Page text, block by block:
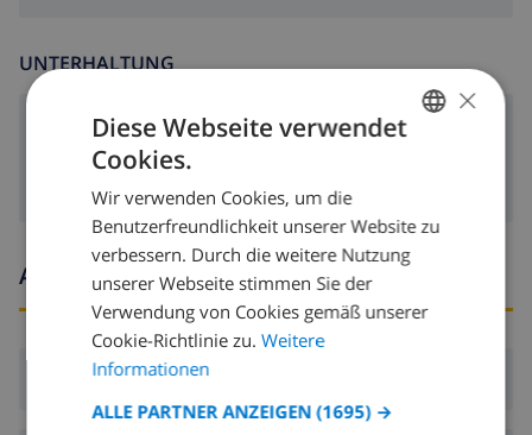
UNTERHALTUNG
Satellitenfernsehen
Ankunfts- und abfahrtszeiten
Ankunft:
DUTCH
SPANISH
GERMAN
ITALIAN
×
Diese Webseite verwendet
Cookies.
Wir verwenden Cookies, um die
Benutzerfreundlichkeit unserer Website zu
verbessern. Durch die weitere Nutzung
unserer Webseite stimmen Sie der
Verwendung von Cookies gemäß unserer
Cookie-Richtlinie zu. Weitere
Informationen
ALLE PARTNER ANZEIGEN (1695) →